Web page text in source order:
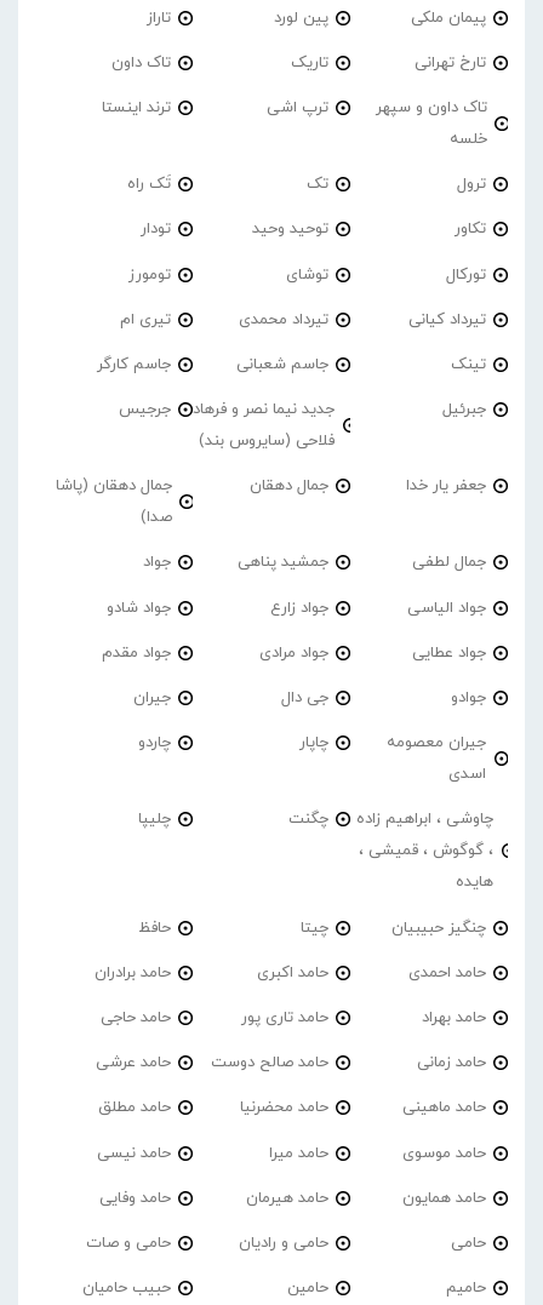
پیمان ملکی پین لورد تاراز
تارخ تهرانی تاریک تاک داون
تاک داون و سپهر
خلسه
ترپ اشی ترند اینستا
ترول تک تَک راه
تکاور توحید وحید تودار
تورکال توشای تومورز
تیرداد کیانی تیرداد محمدی تیری ام
تینک جاسم شعبانی جاسم کارگر
جبرئیل
جدید نیما نصر و فرهاد
فلاحی (سایروس بند)
جرجیس
جعفر یار خدا جمال دهقان
جمال دهقان (پاشا
صدا)
جمال لطفی جمشید پناهی جواد
جواد الیاسی جواد زارع جواد شادو
جواد عطایی جواد مرادی جواد مقدم
جوادو جی دال جیران
جیران معصومه
اسدی
چاپار چاردو
چاوشی ، ابراهیم زاده
، گوگوش ، قمیشی ،
هایده
چگنت چلیپا
چنگیز حبیبیان چیتا حافظ
حامد احمدی حامد اکبری حامد برادران
حامد بهراد حامد تاری پور حامد حاجی
حامد زمانی حامد صالح دوست حامد عرشی
حامد ماهینی حامد محضرنیا حامد مطلق
حامد موسوی حامد میرا حامد نیسی
حامد همایون حامد هیرمان حامد وفایی
حامی حامی و رادیان حامی و صات
حامیم حامین حبیب حامیان